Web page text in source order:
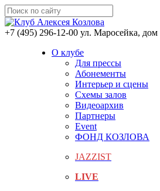
+7 (495) 296-12-00 ул. Маросейка,
О клубе
Для прессы
Абонементы
Интерьер и сцены
Схемы залов
Видеоархив
Партнеры
Event
ФОНД КОЗЛОВА
JAZZIST
LIVE